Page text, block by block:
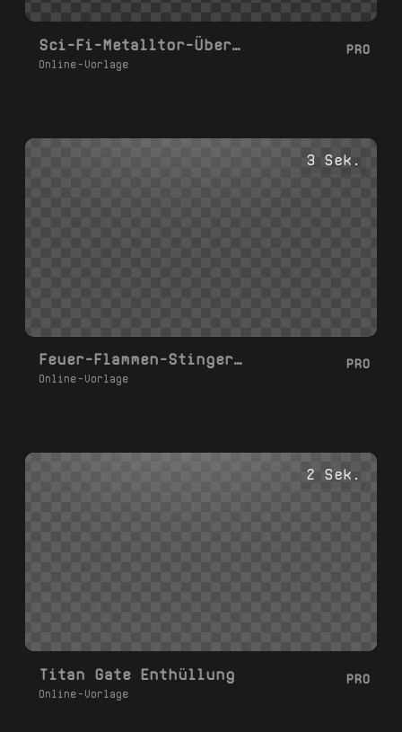
Sci-Fi-Metalltor-Übergang
Online-Vorlage
PRO
3 Sek.
Feuer-Flammen-Stinger-Übergang für Streams
Online-Vorlage
PRO
2 Sek.
Titan Gate Enthüllung
Online-Vorlage
PRO